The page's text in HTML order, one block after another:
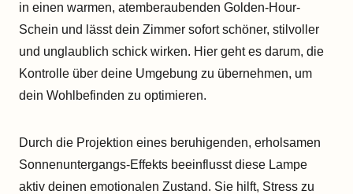
in einen warmen, atemberaubenden Golden-Hour-
Schein und lässt dein Zimmer sofort schöner, stilvoller
und unglaublich schick wirken. Hier geht es darum, die
Kontrolle über deine Umgebung zu übernehmen, um
dein Wohlbefinden zu optimieren.
Durch die Projektion eines beruhigenden, erholsamen
Sonnenuntergangs-Effekts beeinflusst diese Lampe
aktiv deinen emotionalen Zustand. Sie hilft, Stress zu